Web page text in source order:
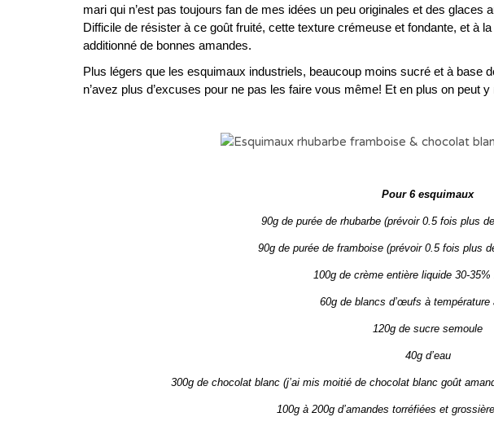
mari qui n’est pas toujours fan de mes idées un peu originales et des glaces
Difficile de résister à ce goût fruité, cette texture crémeuse et fondante, et à
additionné de bonnes amandes.
Plus légers que les esquimaux industriels, beaucoup moins sucré et à base
n’avez plus d’excuses pour ne pas les faire vous même! Et en plus on peut
Pour 6 esquimaux
90g de purée de rhubarbe (prévoir 0.5 fois plus
90g de purée de framboise (prévoir 0.5 fois plus
100g de crème entière liquide 30-35%
60g de blancs d’œufs à température
120g de sucre semoule
40g d’eau
300g de chocolat blanc (j’ai mis moitié de chocolat blanc goût
100g à 200g d’amandes torréfiées et